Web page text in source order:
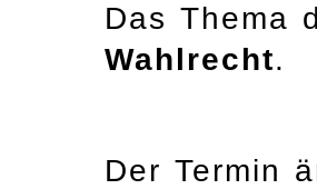
Das Thema
Wahlrecht.
Der Termin